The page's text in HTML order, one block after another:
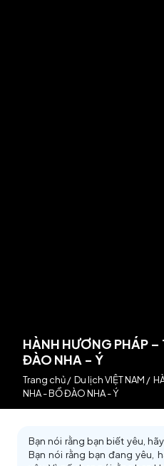
HÀNH HƯƠNG PHÁP
ĐÀO NHA - Ý
Trang chủ/ Du lịch VIỆT NAM /
NHA - BỒ ĐÀO NHA - Ý
Bạn nói rằng bạn biết yêu,
Bạn nói rằng bạn đang yêu,